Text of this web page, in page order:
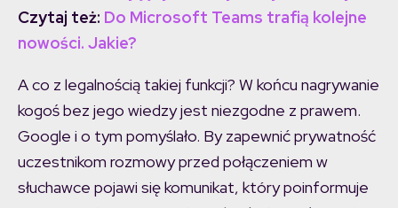
Czytaj też: Do Microsoft Teams trafią kolejne
nowości. Jakie?
A co z legalnością takiej funkcji? W końcu nagrywanie
kogoś bez jego wiedzy jest niezgodne z prawem.
Google i o tym pomyślało. By zapewnić prywatność
uczestnikom rozmowy przed połączeniem w
słuchawce pojawi się komunikat, który poinformuje